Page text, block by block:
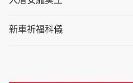
新車祈福科儀